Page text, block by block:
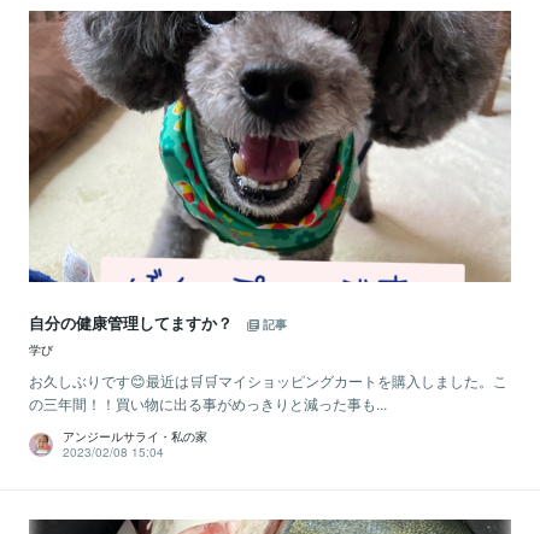
自分の健康管理してますか？
記事
学び
お久しぶりです😊最近は🛒🛒マイショッピングカートを購入しました。こ
の三年間！！買い物に出る事がめっきりと減った事も...
アンジールサライ・私の家
2023/02/08 15:04